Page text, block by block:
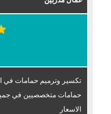
تكسير وترميم حمامات في
حمامات متخصصيين في جميع
الاسعار